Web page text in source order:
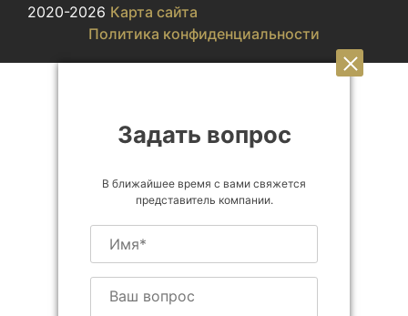
2020-2026 Карта сайта
Политика конфиденциальности
Задать вопрос
В ближайшее время с вами свяжется
представитель компании.